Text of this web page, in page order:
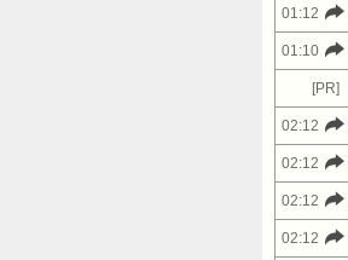
01:12
01:10
[PR]
02:12
02:12
02:12
02:12